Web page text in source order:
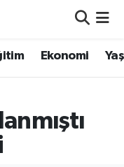
Ekonomi